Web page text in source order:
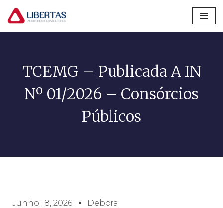
Pular
TCEMG – Publicada A IN
Nº 01/2026 – Consórcios
Públicos
Junho 18, 2026 Debora